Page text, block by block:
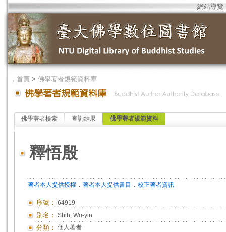
網站導覽
． 首頁 > 佛學著者規範資料庫
佛學著者檢索 查詢結果 佛學著者規範資料
釋悟殷
著者本人提供授權 ． 著者本人提供書目 ． 校正著者資訊
序號： 64919
別名： Shih, Wu-yin
分類： 個人著者